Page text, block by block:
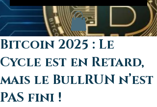
Bitcoin 2025 : Le
Cycle est en Retard,
mais le BullRUN n’est
PAS fini !